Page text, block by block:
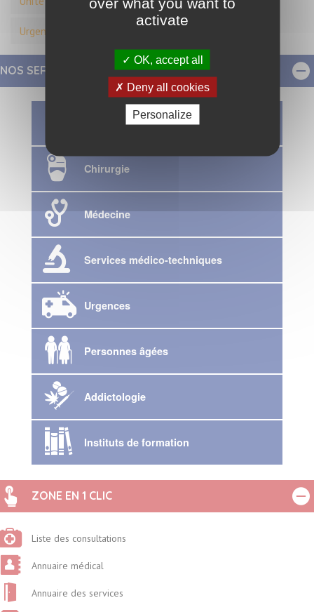
Urgences
NOS SERVICES
Maternité-Gynécologie et Pédiatrie
Chirurgie
Médecine
Services médico-techniques
Urgences
Personnes âgées
Addictologie
Instituts de formation
ZONE EN 1 CLIC
Liste des consultations
Annuaire médical
Annuaire des services
activate
OK, accept all
Deny all cookies
Personalize